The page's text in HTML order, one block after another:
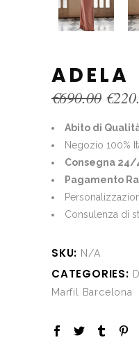
ADELA
€690.00
was:
€
Abito di
Negozio 100%
Consegna 24/
Pagamento
Consulenza di
SKU: N/A
CATEGORIES:
Marfil Barcelona